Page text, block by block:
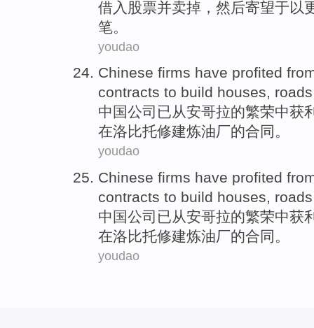
借入 股票并卖掉 ，然后寄望于以
笔。
youdao
Chinese firms have profited
contracts to build houses, roads
中国公司 已从安哥拉的繁荣中获
在洛比托修建炼油厂的合同 。
youdao
Chinese firms have profited
contracts to build houses, roads
中国公司 已从安哥拉的繁荣中获
在洛比托修建炼油厂的合同 。
youdao